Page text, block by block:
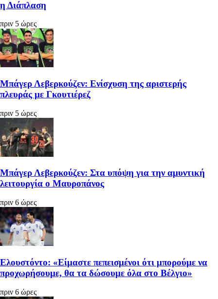
η Διάπλαση
πριν 5 ώρες
Μπάγερ Λεβερκούζεν: Ενίσχυση της αριστερής
πλευράς με Γκουτιέρεζ
πριν 5 ώρες
Μπάγερ Λεβερκούζεν: Στα υπόψη για την αμυντική
λειτουργία ο Μαυροπάνος
πριν 6 ώρες
Ελουστόντο: «Είμαστε πεπεισμένοι ότι μπορούμε να
προχωρήσουμε, θα τα δώσουμε όλα στο Βέλγιο»
πριν 6 ώρες